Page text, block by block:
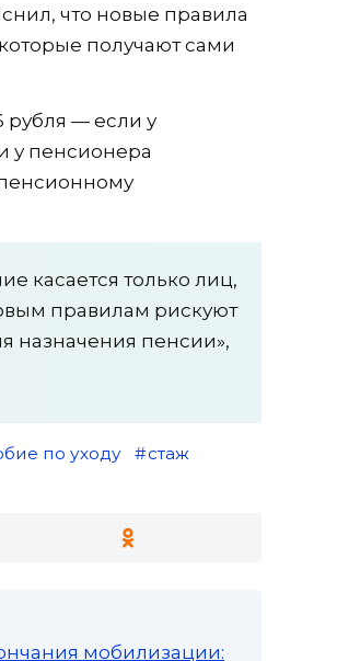
что новые правила
получают сами
рубля — если у
у пенсионера
касается только лиц,
правилам рискуют
назначения пенсии»,
по уходу
стаж
мобилизации: